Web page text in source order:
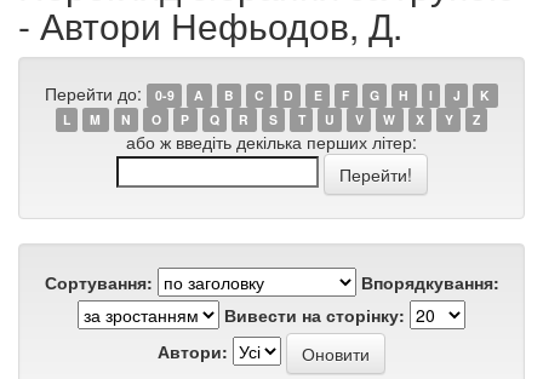
- Автори Нефьодов, Д.
Перейти до: 0-9 A B C D E F G H I J
K
L
M N O P Q R S T U V W X Y Z
або ж введіть декілька перших літер:
Сортування:
Впорядкування:
Вивести на сторінку:
Автори: